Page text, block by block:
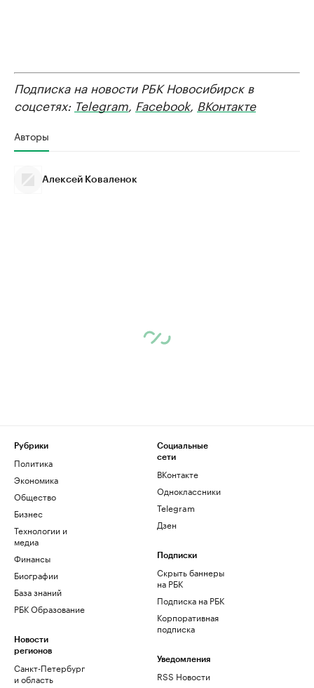
Подписка на новости РБК Новосибирск в
соцсетях: Telegram, Facebook, ВКонтакте
Авторы
Алексей Коваленок
Рубрики
Политика
Экономика
Общество
Бизнес
Технологии и
медиа
Финансы
Биографии
База знаний
РБК Образование
Новости
регионов
Санкт-Петербург
и область
Социальные
сети
ВКонтакте
Одноклассники
Telegram
Дзен
Подписки
Скрыть баннеры
на РБК
Подписка на РБК
Корпоративная
подписка
Уведомления
RSS Новости